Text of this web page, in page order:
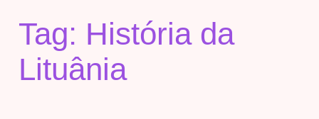
Tag: História da
Lituânia